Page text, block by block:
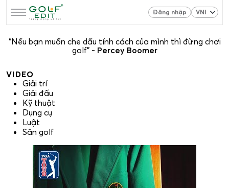
Đăng nhập
“Nếu bạn muốn che dấu tính cách của mình thì đừng chơi
golf” - Percey Boomer
VIDEO
Giải trí
Giải đấu
Kỹ thuật
Dụng cụ
Luật
Sân golf